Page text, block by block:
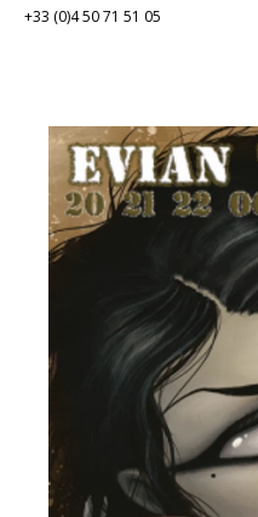
+33 (0)4 50 71 51 05